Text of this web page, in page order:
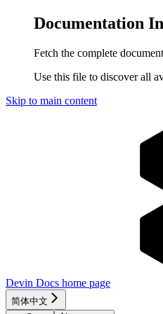
Documentation
Fetch the complete
Use this file to discover all
Skip to main content
Devin Docs home page
简体中文